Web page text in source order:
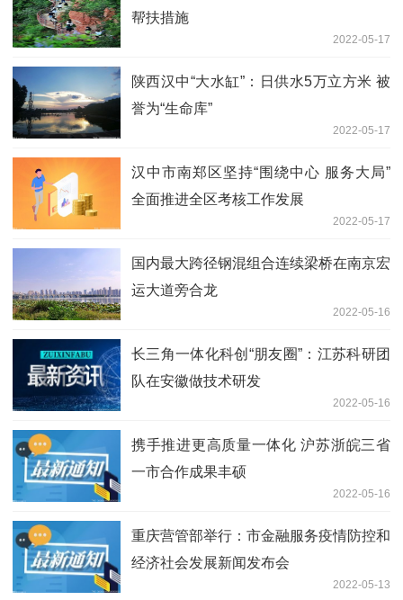
帮扶措施
2022-05-17
陕西汉中“大水缸”：日供水5万立方米 被
誉为“生命库”
2022-05-17
汉中市南郑区坚持“围绕中心 服务大局”
全面推进全区考核工作发展
2022-05-17
国内最大跨径钢混组合连续梁桥在南京宏
运大道旁合龙
2022-05-16
长三角一体化科创“朋友圈”：江苏科研团
队在安徽做技术研发
2022-05-16
携手推进更高质量一体化 沪苏浙皖三省
一市合作成果丰硕
2022-05-16
重庆营管部举行：市金融服务疫情防控和
经济社会发展新闻发布会
2022-05-13